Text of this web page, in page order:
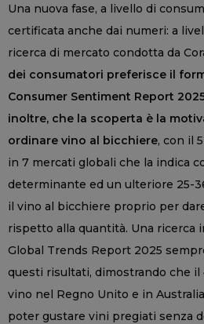
Una nuova fase, a livello di
certificata anche dai numeri: a
ricerca di mercato condotta da
dei consumatori preferisce il
Consumer Sentiment Report
inoltre, che la scoperta è la
ordinare vino al bicchiere, con il
in 7 mercati globali che la indica
determinante ed un ulteriore 25-
il vino al bicchiere proprio per
rispetto alla quantità. Una ricerca
Global Trends Report 2025
questi risultati, dimostrando che il
vino nel Regno Unito e in
poter gustare vini pregiati senza